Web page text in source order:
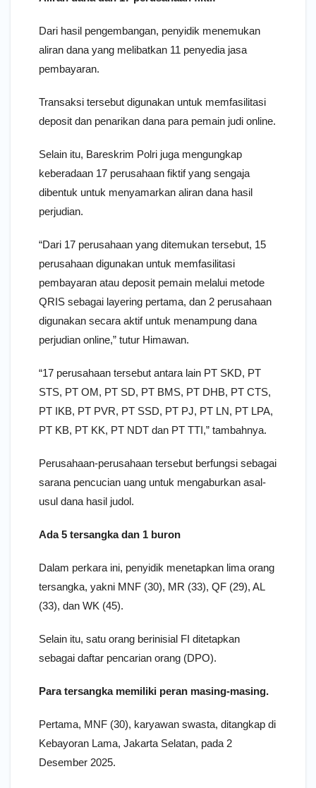
Dari hasil pengembangan, penyidik menemukan
aliran dana yang melibatkan 11 penyedia jasa
pembayaran.
Transaksi tersebut digunakan untuk memfasilitasi
deposit dan penarikan dana para pemain judi online.
Selain itu, Bareskrim Polri juga mengungkap
keberadaan 17 perusahaan fiktif yang sengaja
dibentuk untuk menyamarkan aliran dana hasil
perjudian.
“Dari 17 perusahaan yang ditemukan tersebut, 15
perusahaan digunakan untuk memfasilitasi
pembayaran atau deposit pemain melalui metode
QRIS sebagai layering pertama, dan 2 perusahaan
digunakan secara aktif untuk menampung dana
perjudian online,” tutur Himawan.
“17 perusahaan tersebut antara lain PT SKD, PT
STS, PT OM, PT SD, PT BMS, PT DHB, PT CTS,
PT IKB, PT PVR, PT SSD, PT PJ, PT LN, PT LPA,
PT KB, PT KK, PT NDT dan PT TTI,” tambahnya.
Perusahaan-perusahaan tersebut berfungsi sebagai
sarana pencucian uang untuk mengaburkan asal-
usul dana hasil judol.
Ada 5 tersangka dan 1 buron
Dalam perkara ini, penyidik menetapkan lima orang
tersangka, yakni MNF (30), MR (33), QF (29), AL
(33), dan WK (45).
Selain itu, satu orang berinisial FI ditetapkan
sebagai daftar pencarian orang (DPO).
Para tersangka memiliki peran masing-masing.
Pertama, MNF (30), karyawan swasta, ditangkap di
Kebayoran Lama, Jakarta Selatan, pada 2
Desember 2025.